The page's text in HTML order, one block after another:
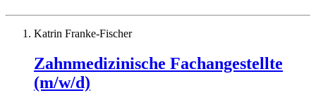
Katrin Franke-Fischer
Zahnmedizinische Fachangestellte
(m/w/d)